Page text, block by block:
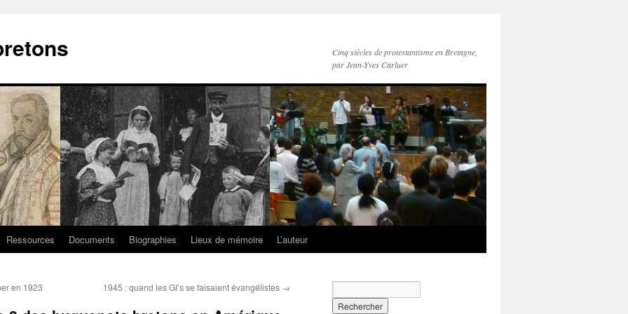
Cinq siècles de protestantisme en Bretagne,
par Jean-Yves Carluer
Ressources Documents Biographies Lieux de mémoire L’auteur
en 1923 1945 : quand les GI’s se faisaient évangélistes →